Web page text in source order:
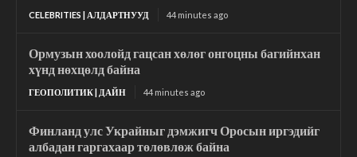
CELEBRITIES | АЛДАРТНУУД 44 minutes ago
Ормузын хоолойд гацсан хөлөг онгоцны багийнхан
хүнд нөхцөлд байна
ГЕОПОЛИТИК | ДАЙН 44 minutes ago
Финланд улс Украйныг дэмжигч Оросын иргэдийг
албадан гаргахаар төлөвлөж байна